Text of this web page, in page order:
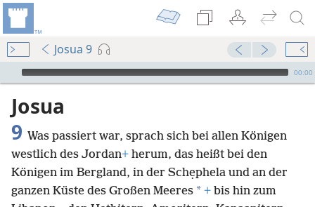
Josua 9
Audio Player
00:00
Josua
9 Was passiert war, sprach sich bei allen Königen
westlich des Jordan+ herum, das heißt bei den
Königen im Bergland, in der Schẹphela und an der
ganzen Küste des Großen Meeres * + bis hin zum